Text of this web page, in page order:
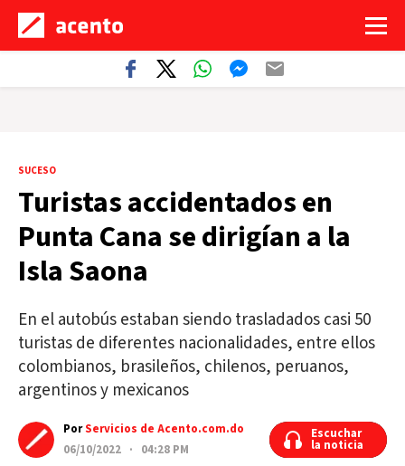
SUCESO
Turistas accidentados en
Punta Cana se dirigían a la
Isla Saona
En el autobús estaban siendo trasladados casi 50
turistas de diferentes nacionalidades, entre ellos
colombianos, brasileños, chilenos, peruanos,
argentinos y mexicanos
PorServicios de Acento.com.do
06/10/2022 · 04:28 PM
Escuchar
la noticia
Escuchar
la noticia